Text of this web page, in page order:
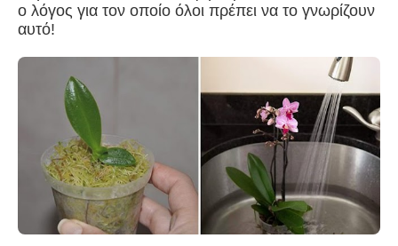
ο λόγος για τον οποίο όλοι πρέπει να το γνωρίζουν
αυτό!